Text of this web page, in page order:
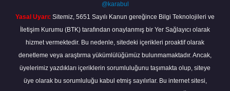
@karabul
Yasal Uyarı: Sitemiz, 5651 Sayılı Kanun gereğince Bilgi Teknolojileri ve
İletişim Kurumu (BTK) tarafından onaylanmış bir Yer Sağlayıcı olarak
hizmet vermektedir. Bu nedenle, sitedeki içerikleri proaktif olarak
denetleme veya araştırma yükümlülüğümüz bulunmamaktadır. Ancak,
üyelerimiz yazdıkları içeriklerin sorumluluğunu taşımakta olup, siteye
üye olarak bu sorumluluğu kabul etmiş sayılırlar. Bu internet sitesi,